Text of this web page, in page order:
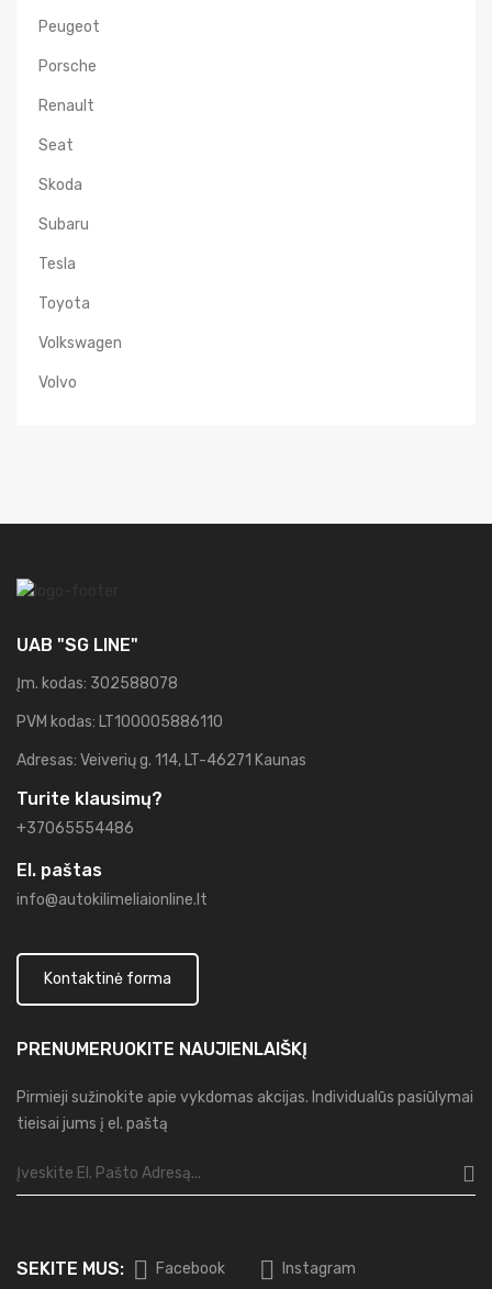
Peugeot
Porsche
Renault
Seat
Skoda
Subaru
Tesla
Toyota
Volkswagen
Volvo
UAB "SG LINE"
Įm. kodas: 302588078
PVM kodas: LT100005886110
Adresas: Veiverių g. 114, LT-46271 Kaunas
Turite klausimų?
+37065554486
El. paštas
info@autokilimeliaionline.lt
Kontaktinė forma
PRENUMERUOKITE NAUJIENLAIŠKĮ
Pirmieji sužinokite apie vykdomas akcijas. Individualūs pasiūlymai
tieisai jums į el. paštą
SEKITE MUS: Facebook Instagram